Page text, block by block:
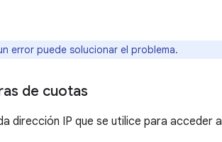
error puede solucionar el problema.
de cuotas
dirección IP que se utilice para acceder